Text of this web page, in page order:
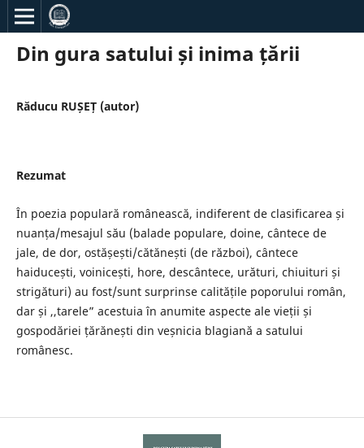
Din gura satului și inima țării
Răducu RUȘEȚ (autor)
Rezumat
În poezia populară românească, indiferent de clasificarea și
nuanța/mesajul său (balade populare, doine, cântece de
jale, de dor, ostășești/cătănești (de război), cântece
haiducești, voinicești, hore, descântece, urături, chiuituri și
strigături) au fost/sunt surprinse calitățile poporului român,
dar și ,,tarele” acestuia în anumite aspecte ale vieții și
gospodăriei țărănești din veșnicia blagiană a satului
românesc.